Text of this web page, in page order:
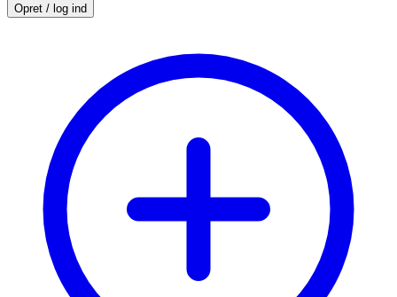
Opret / log ind